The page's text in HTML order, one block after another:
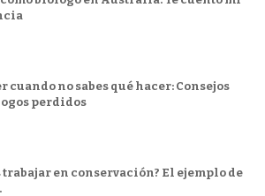
cuando no sabes qué hacer: Consejos
perdidos
trabajar en conservación? El ejemplo de